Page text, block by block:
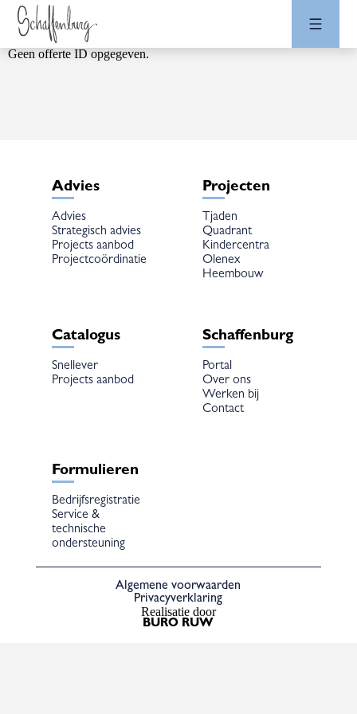
Geen offerte ID opgegeven.
Advies
Advies
Strategisch advies
Projects aanbod
Projectcoördinatie
Projecten
Tjaden
Quadrant
Kindercentra
Olenex
Heembouw
Catalogus
Snellever
Projects aanbod
Schaffenburg
Portal
Over ons
Werken bij
Contact
Formulieren
Bedrijfsregistratie
Service &
technische
ondersteuning
Algemene voorwaarden
Privacyverklaring
Realisatie door
BURO RUW